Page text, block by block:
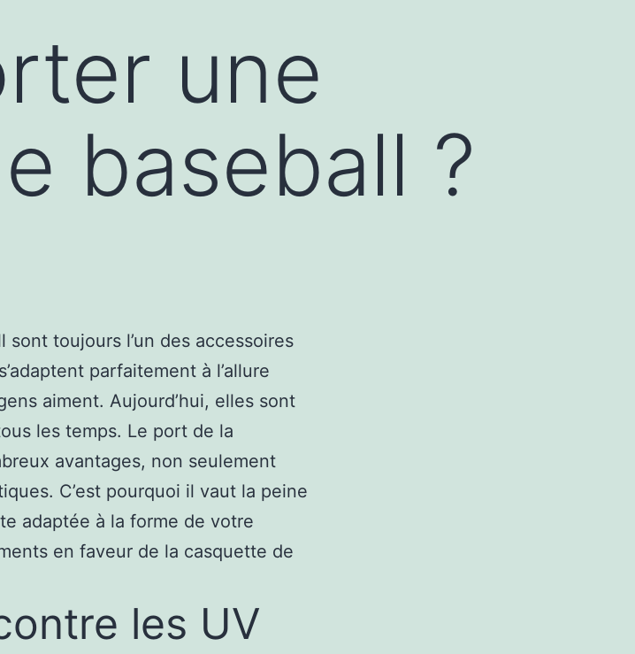
une
baseball ?
toujours l’un des accessoires
parfaitement à l’allure
aiment. Aujourd’hui, elles sont
les temps. Le port de la
avantages, non seulement
C’est pourquoi il vaut la peine
adaptée à la forme de votre
en faveur de la casquette de
les UV